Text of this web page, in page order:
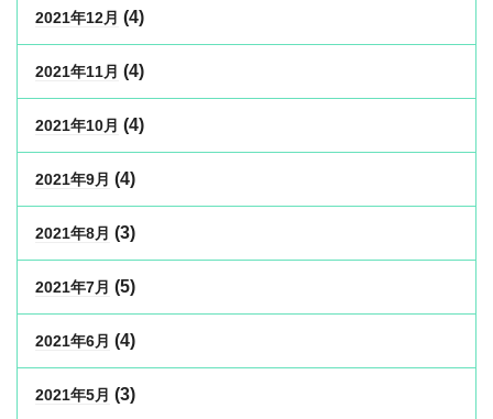
2021年12月 (4)
2021年11月 (4)
2021年10月 (4)
2021年9月 (4)
2021年8月 (3)
2021年7月 (5)
2021年6月 (4)
2021年5月 (3)